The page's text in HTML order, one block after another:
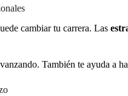
cambiar tu carrera. Las
También te ayuda a